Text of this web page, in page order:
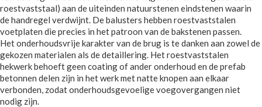
roestvaststaal) aan de uiteinden natuurstenen eindstenen waarin
de handregel verdwijnt. De balusters hebben roestvaststalen
voetplaten die precies in het patroon van de bakstenen passen.
Het onderhoudsvrije karakter van de brug is te danken aan zowel de
gekozen materialen als de detaillering. Het roestvaststalen
hekwerk behoeft geen coating of ander onderhoud en de prefab
betonnen delen zijn in het werk met natte knopen aan elkaar
verbonden, zodat onderhoudsgevoelige voegovergangen niet
nodig zijn.